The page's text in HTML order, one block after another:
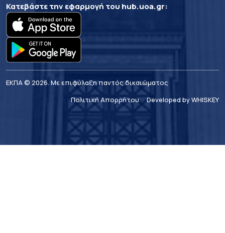
Κατεβάστε την εφαρμογή του hub.uoa.gr:
ΕΚΠΑ © 2026. Με επιφύλαξη παντός δικαιώματος
Πολιτική Απορρήτου
Developed by WHISKEY